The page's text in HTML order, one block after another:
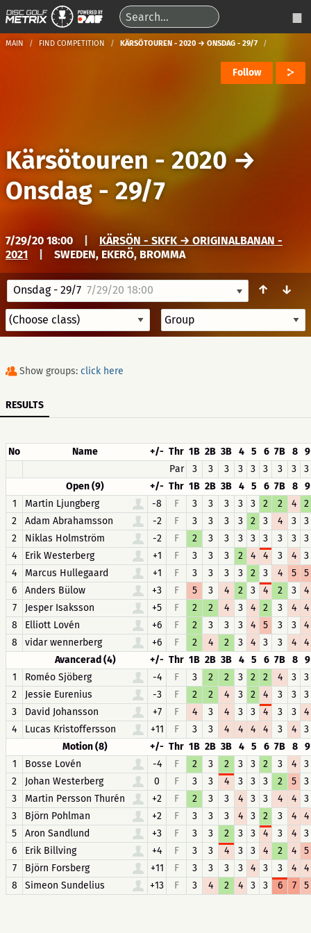
MAIN FIND COMPETITION KÄRSÖTOUREN - 2020 → ONSDAG - 29/7
Follow
Kärsötouren - 2020→
Onsdag - 29/7
7/29/20 18:00
KÄRSÖN - SKFK → ORIGINALBANAN -
2021
SWEDEN, EKERÖ, BROMMA
Onsdag - 29/7 7/29/20 18:00 ↑ ↓
Show groups: click here
RESULTS
No Name +/- Thr 1B 2B 3B 4 5 6 7B 8 9
Par
3 3 3 3 3 3 3 3
3
Open (9)
+/- Thr 1B 2B 3B 4 5 6 7B 8 9
1
Martin Ljungberg -8 F 3 3 3 3 3 2 2 4
2
2
Adam Abrahamsson -2 F 3 3 3 3 2 3 4 3
3
2
Niklas Holmström -2 F 2 3 3 3 3 3 3 3
3
4
Erik Westerberg +1 F 3 3 3 2 4 4 3 4
3
4
Marcus Hullegaard +1 F 3 3 3 3 2 3 4 5
5
6
Anders Bülow +3 F 5 3 4 2 3 4 2 3
4
7
Jesper Isaksson +5 F 2 2 4 3 4 2 3 4
4
8
Elliott Lovén +6 F 2 3 3 3 4 5 3 3
4
8
vidar wennerberg +6 F 2 4 2 3 4 3 3 4
4
Avancerad (4)
+/- Thr 1B 2B 3B 4 5 6 7B 8 9
1
Roméo Sjöberg -4 F 3 2 2 3 2 2 4 3
3
2
Jessie Eurenius -3 F 2 2 4 3 2 4 3 3
3
3
David Johansson +7 F 4 3 4 3 3 4 3 3
4
4
Lucas Kristoffersson +11 F 3 3 4 4 4 4 3 4
3
Motion (8)
+/- Thr 1B 2B 3B 4 5 6 7B 8 9
1
Bosse Lovén -4 F 2 3 2 3 3 2 3 4
3
2
Johan Westerberg 0 F 3 3 4 3 3 3 2 5
3
3
Martin Persson Thurén +2 F 2 3 3 4 3 3 4 4
3
3
Björn Pohlman +2 F 3 3 3 4 3 2 3 4
4
5
Aron Sandlund +3 F 3 3 2 3 3 4 3 4
3
6
Erik Billving +4 F 3 3 4 3 3 4 2 4
5
7
Björn Forsberg +11 F 3 3 3 3 4 3 3 4
4
8
Simeon Sundelius +13 F 3 4 2 4 3 3 6 7 5